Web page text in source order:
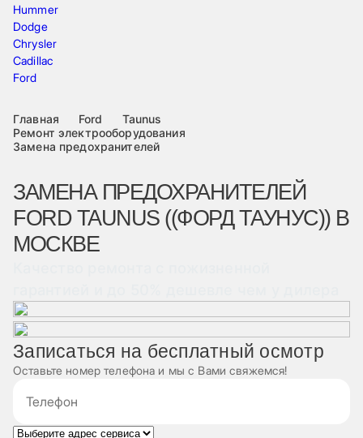
Hummer
Dodge
Chrysler
Cadillac
Ford
Главная Ford
Taunus
Ремонт электрооборудования
Замена предохранителей
ЗАМЕНА ПРЕДОХРАНИТЕЛЕЙ
FORD TAUNUS ((ФОРД ТАУНУС)) В
МОСКВЕ
Записаться на бесплатный осмотр
Оставьте номер телефона и мы с Вами свяжемся!